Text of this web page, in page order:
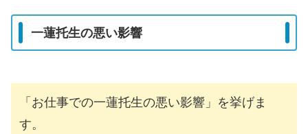
一蓮托生の悪い影響
「お仕事での一蓮托生の悪い影響」を挙げま
す。